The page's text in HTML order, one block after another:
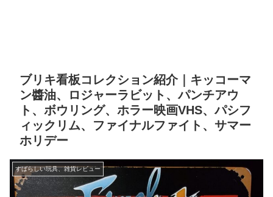
ブリキ看板コレクション紹介｜キッコーマ
ン醬油、ロジャーラビット、パンチアウ
ト、ボウリング、ホラー映画VHS、パシフ
ィックリム、ファイナルファイト、サマー
ホリデー
すばらしい玩具、雑貨レビュー